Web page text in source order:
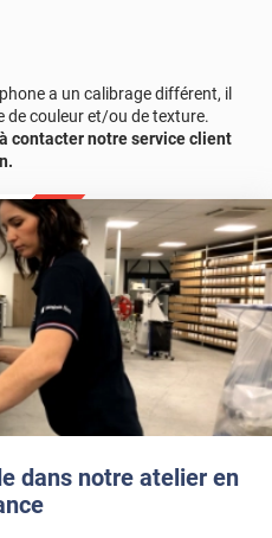
dans notre atelier en
a un calibrage différent, il
de couleur et/ou de texture.
contacter notre service client